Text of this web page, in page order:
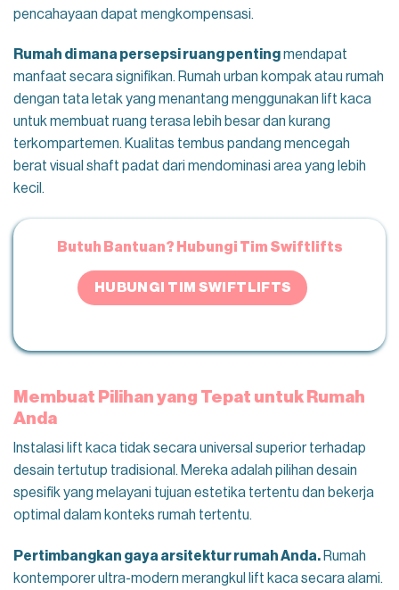
pencahayaan dapat mengkompensasi.
Rumah di mana persepsi ruang pentingmendapat
manfaat secara signifikan. Rumah urban kompak atau rumah
dengan tata letak yang menantang menggunakan lift kaca
untuk membuat ruang terasa lebih besar dan kurang
terkompartemen. Kualitas tembus pandang mencegah
berat visual shaft padat dari mendominasi area yang lebih
kecil.
Butuh Bantuan? Hubungi Tim Swiftlifts
HUBUNGI TIM SWIFTLIFTS
Membuat Pilihan yang Tepat untuk Rumah
Anda
Instalasi lift kaca tidak secara universal superior terhadap
desain tertutup tradisional. Mereka adalah pilihan desain
spesifik yang melayani tujuan estetika tertentu dan bekerja
optimal dalam konteks rumah tertentu.
Pertimbangkan gaya arsitektur rumah Anda. Rumah
kontemporer ultra-modern merangkul lift kaca secara alami.